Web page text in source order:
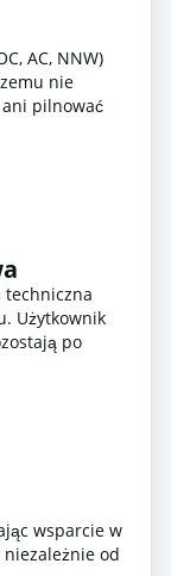
AC, NNW)
nie
pilnować
techniczna
Użytkownik
po
wsparcie w
od